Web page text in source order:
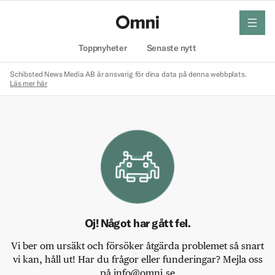
Toppnyheter Senaste nytt
meny
Schibsted News Media AB är ansvarig för dina data på denna webbplats.
Läs mer här
Oj! Något har gått fel.
Vi ber om ursäkt och försöker åtgärda problemet så snart
vi kan, håll ut! Har du frågor eller funderingar? Mejla oss